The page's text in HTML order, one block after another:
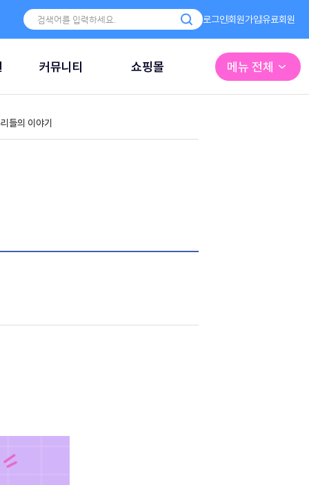
로그인회원가입유료회원
커뮤니티 쇼핑몰 메뉴 전체
들의 이야기